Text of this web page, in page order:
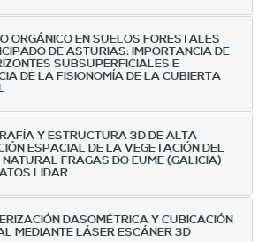
ORGÁNICO EN SUELOS FORESTALES
DE ASTURIAS: IMPORTANCIA DE
SUBSUPERFICIALES E
DE LA FISIONOMÍA DE LA CUBIERTA
Y ESTRUCTURA 3D DE ALTA
ESPACIAL DE LA VEGETACIÓN DEL
FRAGAS DO EUME (GALICIA)
LIDAR
DASOMÉTRICA Y CUBICACIÓN
MEDIANTE LÁSER ESCÁNER 3D